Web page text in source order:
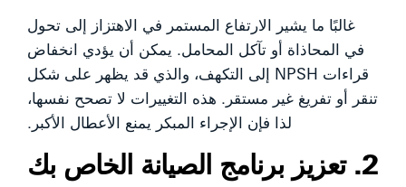
غالبًا ما يشير الارتفاع المستمر في الاهتزاز إلى تحول
في المحاذاة أو تآكل المحامل. يمكن أن يؤدي انخفاض
قراءات NPSH إلى التكهف، والذي قد يظهر على شكل
تنقر أو تفريغ غير مستقر. هذه التغييرات لا تصحح نفسها،
لذا فإن الإجراء المبكر يمنع الأعطال الأكبر.
2. تعزيز برنامج الصيانة الخاص بك